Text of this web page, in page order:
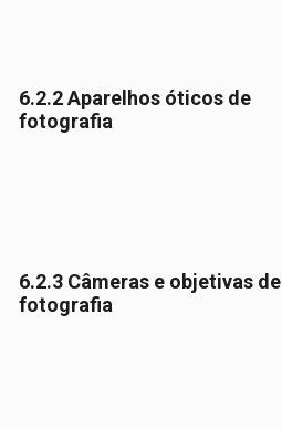
6.2.2 Aparelhos óticos de
fotografia
6.2.3 Câmeras e objetivas de
fotografia